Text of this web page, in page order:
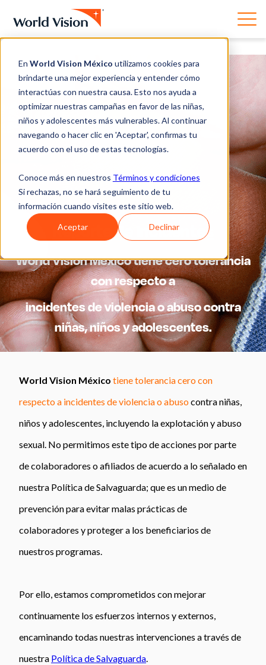
En World Vision México utilizamos cookies para
brindarte una mejor experiencia y entender cómo
interactúas con nuestra causa. Esto nos ayuda a
optimizar nuestras campañas en favor de las niñas,
niños y adolescentes más vulnerables. Al continuar
navegando o hacer clic en 'Aceptar', confirmas tu
acuerdo con el uso de estas tecnologías.
Conoce más en nuestros Términos y condiciones
Si rechazas, no se hará seguimiento de tu
información cuando visites este sitio web.
Aceptar Declinar
Reporte de incidentes
World Vision México tiene cero tolerancia
con respecto a
incidentes de violencia o abuso contra
niñas, niños y adolescentes.
World Vision México tiene tolerancia cero con
respecto a incidentes de violencia o abusocontra niñas,
niños y adolescentes, incluyendo la explotación y abuso
sexual. No permitimos este tipo de acciones por parte
de colaboradores o afiliados de acuerdo a lo señalado en
nuestra Política de Salvaguarda; que es un medio de
prevención para evitar malas prácticas de
colaboradores y proteger a los beneficiarios de
nuestros programas.
Por ello, estamos comprometidos con mejorar
continuamente los esfuerzos internos y externos,
encaminando todas nuestras intervenciones a través de
nuestra Política de Salvaguarda.